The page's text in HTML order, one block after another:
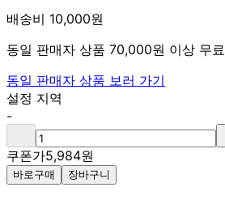
배송비 10,000원
동일 판매자 상품 70,000원 이상 무료
동일 판매자 상품 보러 가기
설정 지역
-
쿠폰가5,984원
바로구매 장바구니